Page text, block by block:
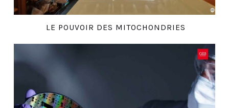
LE POUVOIR DES MITOCHONDRIES